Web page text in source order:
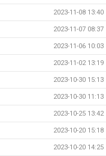
2023-11-08 13:40
2023-11-07 08:37
2023-11-06 10:03
2023-11-02 13:19
2023-10-30 15:13
2023-10-30 11:13
2023-10-25 13:42
2023-10-20 15:18
2023-10-20 14:25